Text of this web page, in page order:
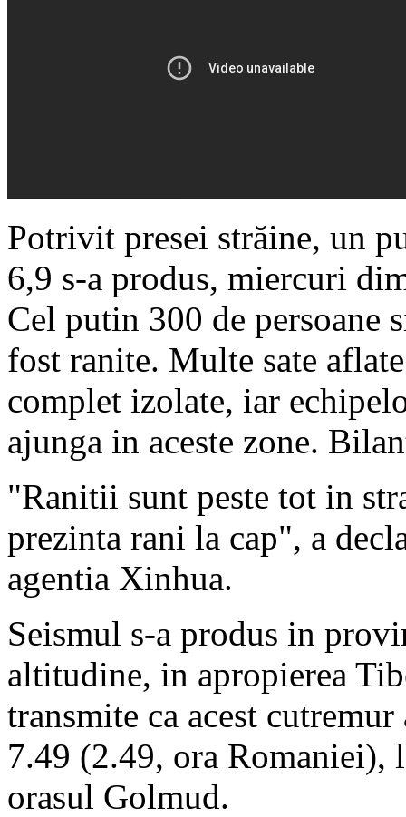
Potrivit presei străine, un
6,9 s-a produs, miercuri
Cel putin 300 de persoane
fost ranite. Multe sate
complet izolate, iar
ajunga in aceste zone.
"Ranitii sunt peste tot in
prezinta rani la cap", a
agentia Xinhua.
Seismul s-a produs in
altitudine, in apropierea
transmite ca acest
7.49 (2.49, ora Romaniei),
orasul Golmud.